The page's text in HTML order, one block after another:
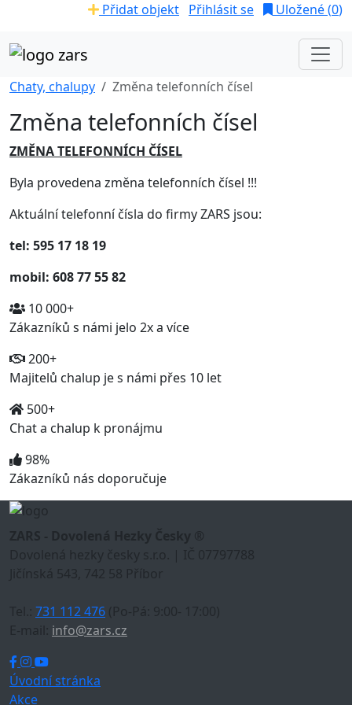
Přidat objekt Přihlásit se Uložené (0)
Chaty, chalupy Změna telefonních čísel
Změna telefonních čísel
ZMĚNA TELEFONNÍCH ČÍSEL
Byla provedena změna telefonních čísel !!!
Aktuální telefonní čísla do firmy ZARS jsou:
tel: 595 17 18 19
mobil: 608 77 55 82
10 000+
Zákazníků s námi jelo 2x a více
200+
Majitelů chalup je s námi přes 10 let
500+
Chat a chalup k pronájmu
98%
Zákazníků nás doporučuje
ZARS - Dovolená Hezky Česky ®
Dovolená hezky česky s.r.o. | IČ 07797788
Jičínská 543, 742 58 Příbor
Tel.: 731 112 476 (Po-Pá: 9:00- 17:00)
E-mail: info@zars.cz
Úvodní stránka
Akce